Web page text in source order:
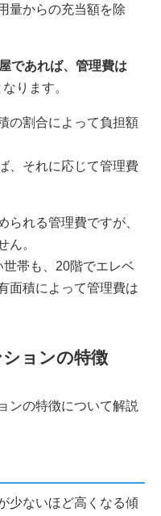
量からの充当額を除
であれば、管理費は
なります。
の割合によって負担額
、それに応じて管理費
られる管理費ですが、
ん。
帯も、20階でエレベ
面積によって管理費は
ョンの特徴
ンの特徴について解説
少ないほど高くなる傾